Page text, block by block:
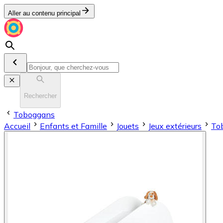
Aller au contenu principal
Rechercher
Toboggans
Accueil
Enfants et Famille Jouets Jeux extérieurs